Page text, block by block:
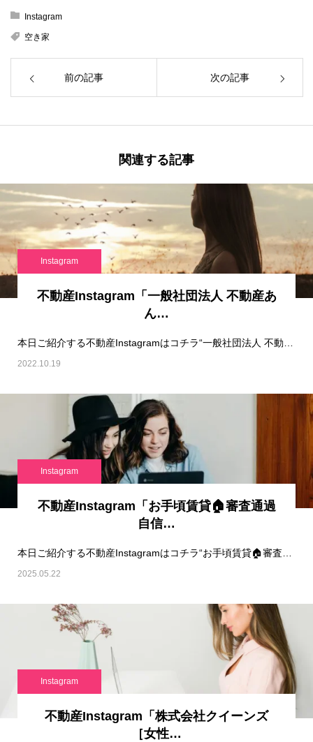
Instagram
空き家
前の記事 次の記事
関連する記事
Instagram
不動産Instagram「一般社団法人 不動産あ
ん…
2022.10.19
Instagram
不動産Instagram「お手頃賃貸🏠審査通過
自信…
2025.05.22
Instagram
不動産Instagram「株式会社クイーンズ
［女性…